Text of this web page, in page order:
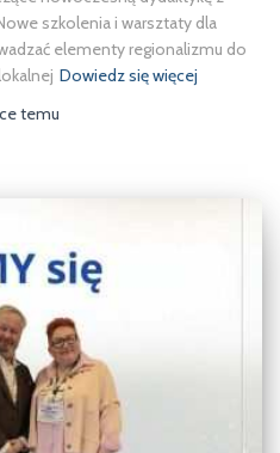
szkolenia i warsztaty dla
elementy regionalizmu do
Dowiedz się więcej
temu